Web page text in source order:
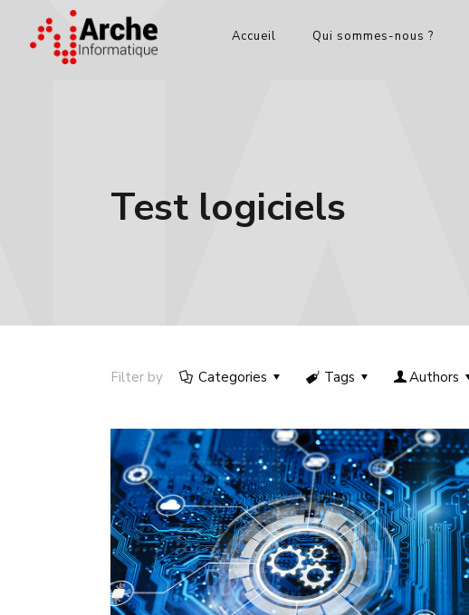
Accueil Qui sommes-nous ?
Test logiciels
Filter by Categories Tags Authors